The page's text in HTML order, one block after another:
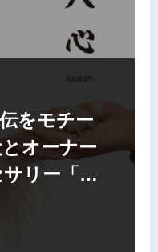
をモチー
オーナー
リー「八